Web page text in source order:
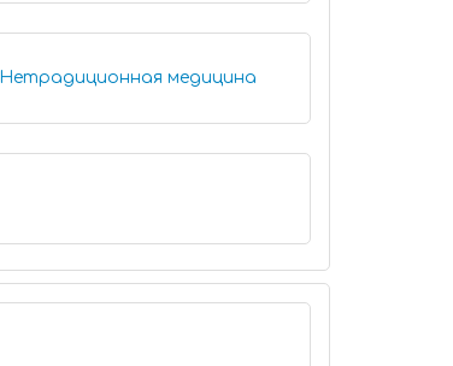
Нетрадиционная медицина